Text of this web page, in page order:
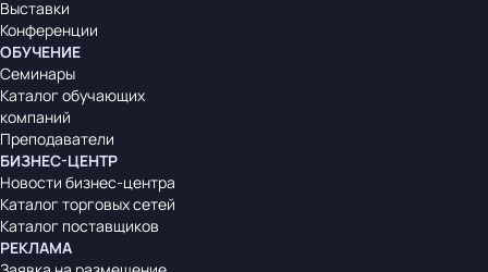
Выставки
Конференции
ОБУЧЕНИЕ
Семинары
Каталог обучающих
компаний
Преподаватели
БИЗНЕС-ЦЕНТР
Новости бизнес-центра
Каталог торговых сетей
Каталог поставщиков
РЕКЛАМА